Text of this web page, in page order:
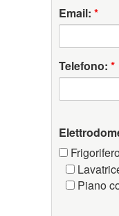
Email: *
Telefono: *
Frigorifero
Piano